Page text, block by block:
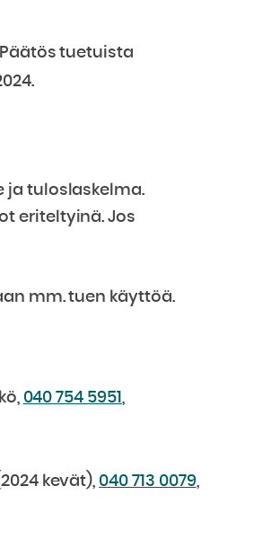
Päätös tuetuista
ja tuloslaskelma.
eriteltyinä. Jos
mm. tuen käyttöä.
040 754 5951,
kevät), 040 713 0079,